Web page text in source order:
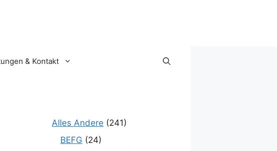
& Kontakt
Alles Andere (241)
BEFG (24)